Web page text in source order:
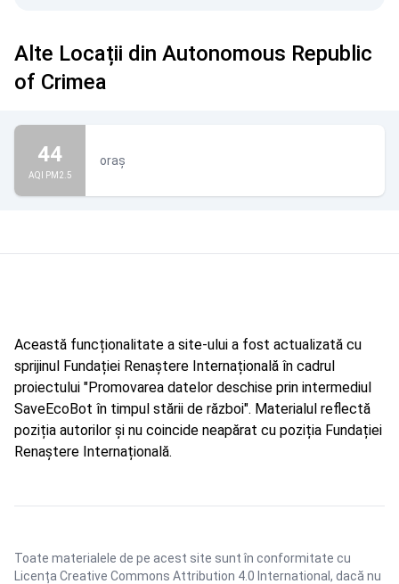
Alte Locații din Autonomous Republic
of Crimea
44
AQI PM2.5
oraș
Această funcționalitate a site-ului a fost actualizată cu
sprijinul Fundației Renaștere Internațională în cadrul
proiectului "Promovarea datelor deschise prin intermediul
SaveEcoBot în timpul stării de război". Materialul reflectă
poziția autorilor și nu coincide neapărat cu poziția Fundației
Renaștere Internațională.
Toate materialele de pe acest site sunt în conformitate cu
Licența Creative Commons Attribution 4.0 International , dacă nu